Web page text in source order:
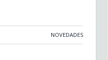
NOVEDADES